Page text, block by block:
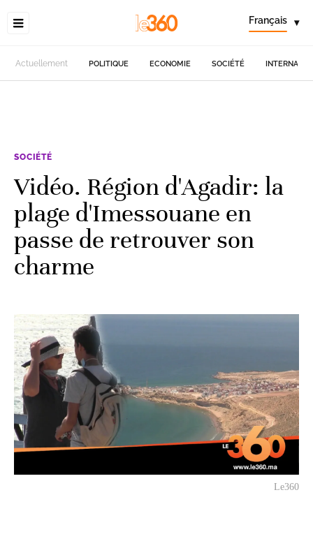
Français ▾
Actuellement POLITIQUE ECONOMIE SOCIÉTÉ
SOCIÉTÉ
Vidéo. Région d'Agadir: la
plage d'Imessouane en
passe de retrouver son
charme
Le360